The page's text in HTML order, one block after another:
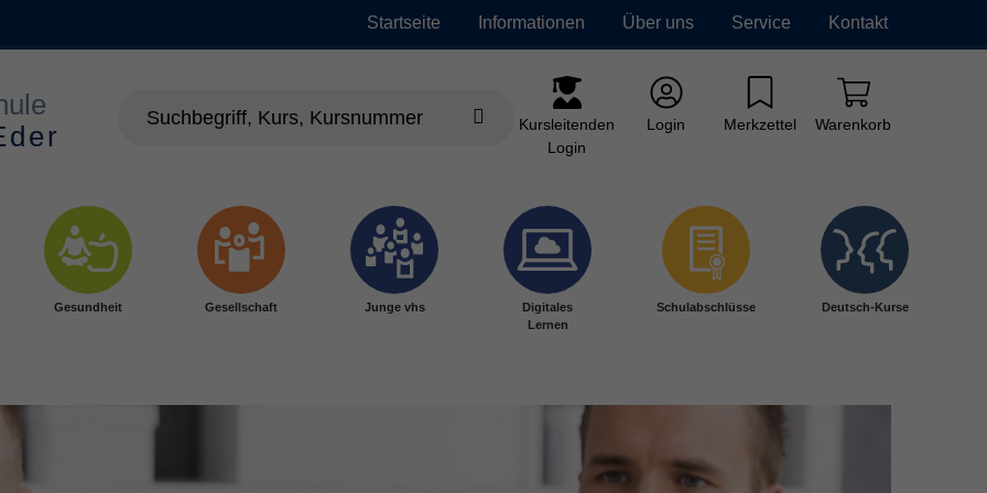
Startseite Informationen Über uns Service Kontakt
Kursleitenden
Login
Login Merkzettel Warenkorb
Gesundheit Gesellschaft Junge vhs
Digitales
Lernen
Schulabschlüsse Deutsch-Kurse